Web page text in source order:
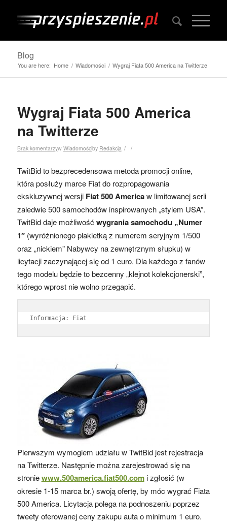
Blog
You are here: Home / Wiadomości / Wygraj Fiata 500 America na Twitterze
Wygraj Fiata 500 America
na Twitterze
Brak komentarzy /
w Wiadomości /
by Redakcja
TwitBid to bezprecedensowa metoda promocji online,
która posłuży marce Fiat do rozpropagowania
ekskluzywnej wersji Fiat 500 Americaw limitowanej serii
zaledwie 500 samochodów inspirowanych „stylem USA”.
TwitBid daje możliwość wygrania samochodu „Numer
1″(wyróżnionego plakietką z numerem seryjnym 1/500
oraz „nickiem” Nabywcy na zewnętrznym słupku) w
licytacji zaczynającej się od 1 euro. Dla każdego z fanów
tego modelu będzie to bezcenny „klejnot kolekcjonerski”,
którego wprost nie wolno przegapić.
Informacja: Fiat
Pierwszym wymogiem udziału w TwitBid jest rejestracja
na Twitterze. Następnie można zarejestrować się na
stroniewww.500america.fiat500.comi zgłosić (w
okresie 1-15 marca br.) swoją ofertę, by móc wygrać Fiata
500 America. Licytacja polega na podnoszeniu poprzez
tweety oferowanej ceny zakupu auta o minimum 1 euro.